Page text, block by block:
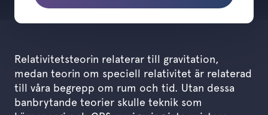
Relativitetsteorin relaterar till gravitation,
medan teorin om speciell relativitet är relaterad
till våra begrepp om rum och tid. Utan dessa
banbrytande teorier skulle teknik som